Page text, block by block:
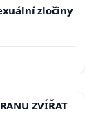
zločiny
ZVÍŘAT